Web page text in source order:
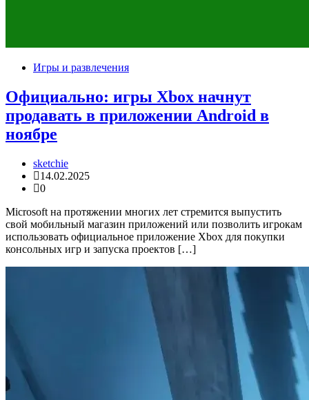
Игры и развлечения
Официально: игры Xbox начнут
продавать в приложении Android в
ноябре
sketchie
14.02.2025
0
Microsoft на протяжении многих лет стремится выпустить
свой мобильный магазин приложений или позволить игрокам
использовать официальное приложение Xbox для покупки
консольных игр и запуска проектов […]